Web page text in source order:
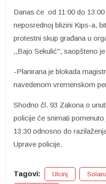
Danas će od 11:00 do
neposrednoj blizini Kips-a,
protestni skup građana u
,,Bajo Sekulić", saopšteno
-Planirana je blokada
navedenom vremenskom
Shodno čl. 93 Zakona o
policije će snimati
13:30 odnosno do
Uprave policije.
Tagovi: Ulcinj